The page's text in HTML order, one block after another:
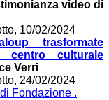
video di
10/02/2024
trasformate
centro culturale
Verri
24/02/2024
Fondazione .